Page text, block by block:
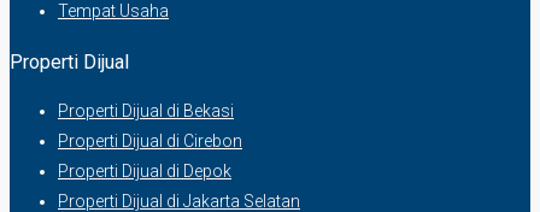
Tempat Usaha
Properti Dijual
Properti Dijual di Bekasi
Properti Dijual di Cirebon
Properti Dijual di Depok
Properti Dijual di Jakarta Selatan